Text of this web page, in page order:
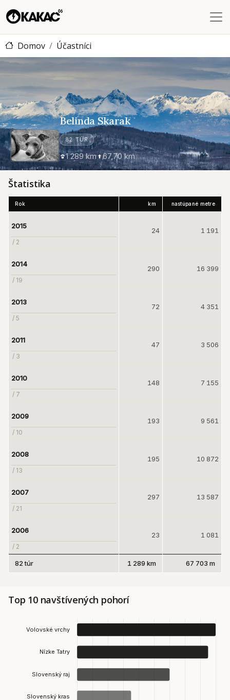
Domov Účastníci
Belinda Skarak
Belinda Skarak
82 TÚR
1 289 km 67,70 km
Top 10 navštívených pohorí
Štatistika
Rok km nastúpané metre
2015
/ 2
24 1 191
2014
/ 19
290 16 399
2013
/ 5
72 4 351
2011
/ 3
47 3 506
2010
/ 7
148 7 155
2009
/ 10
193 9 561
2008
/ 13
195 10 872
2007
/ 21
297 13 587
2006
/ 2
23 1 081
82 túr 1 289 km 67 703 m